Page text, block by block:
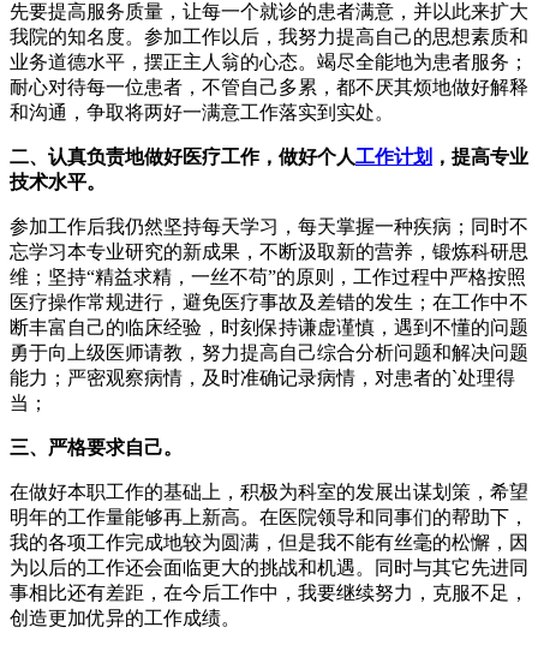
先要提高服务质量，让每一个就诊的患者满意，并以此来扩大
我院的知名度。参加工作以后，我努力提高自己的思想素质和
业务道德水平，摆正主人翁的心态。竭尽全能地为患者服务；
耐心对待每一位患者，不管自己多累，都不厌其烦地做好解释
和沟通，争取将两好一满意工作落实到实处。
二、认真负责地做好医疗工作，做好个人工作计划 ，提高专业
技术水平。
参加工作后我仍然坚持每天学习，每天掌握一种疾病；同时不
忘学习本专业研究的新成果，不断汲取新的营养，锻炼科研思
维；坚持“精益求精，一丝不苟”的原则，工作过程中严格按照
医疗操作常规进行，避免医疗事故及差错的发生；在工作中不
断丰富自己的临床经验，时刻保持谦虚谨慎，遇到不懂的问题
勇于向上级医师请教，努力提高自己综合分析问题和解决问题
能力；严密观察病情，及时准确记录病情，对患者的`处理得
当；
三、严格要求自己。
在做好本职工作的基础上，积极为科室的发展出谋划策，希望
明年的工作量能够再上新高。在医院领导和同事们的帮助下，
我的各项工作完成地较为圆满，但是我不能有丝毫的松懈，因
为以后的工作还会面临更大的挑战和机遇。同时与其它先进同
事相比还有差距，在今后工作中，我要继续努力，克服不足，
创造更加优异的工作成绩。